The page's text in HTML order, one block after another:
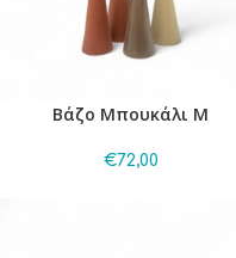
Βάζο Μπουκάλι M
€72,00